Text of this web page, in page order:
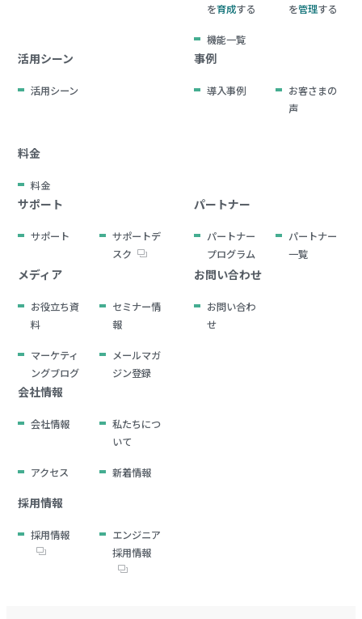
を育成する
を管理する
機能一覧
活用シーン
活用シーン
事例
導入事例
お客さまの
声
料金
料金
サポート
サポート
サポートデ
スク
パートナー
パートナー
プログラム
パートナー
一覧
メディア
お役立ち資
料
セミナー情
報
マーケティ
ングブログ
メールマガ
ジン登録
お問い合わせ
お問い合わ
せ
会社情報
会社情報
私たちにつ
いて
アクセス 新着情報
採用情報
採用情報
エンジニア
採用情報